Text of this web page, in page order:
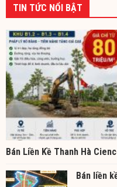
TIN TỨC NỔI BẬT
Bán Liền Kề Thanh Hà
Bán liền